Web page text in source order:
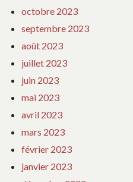
octobre 2023
septembre 2023
août 2023
juillet 2023
juin 2023
mai 2023
avril 2023
mars 2023
février 2023
janvier 2023